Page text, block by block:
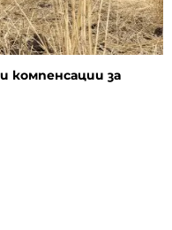
компенсации за